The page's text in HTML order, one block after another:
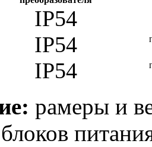
IP54
IP54
IP54
рамеры и